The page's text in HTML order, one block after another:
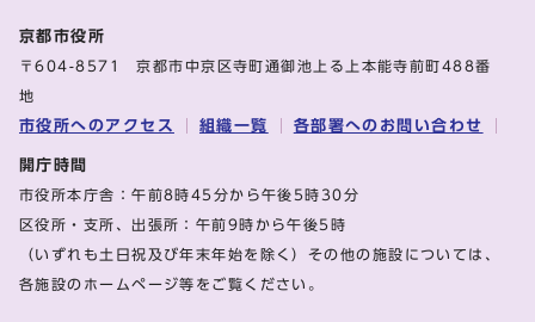
京都市役所
〒604-8571 京都市中京区寺町通御池上る上本能寺前町488番
地
市役所へのアクセス 組織一覧 各部署へのお問い合わせ
開庁時間
市役所本庁舎：午前8時45分から午後5時30分
区役所・支所、出張所：午前9時から午後5時
（いずれも土日祝及び年末年始を除く）その他の施設については、
各施設のホームページ等をご覧ください。